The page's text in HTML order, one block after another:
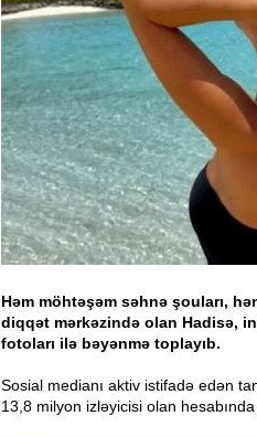
Həm möhtəşəm səhnə şouları,
diqqət mərkəzində olan Hadisə,
fotoları ilə bəyənmə toplayıb.
Sosial medianı aktiv istifadə edən
13,8 milyon izləyicisi olan